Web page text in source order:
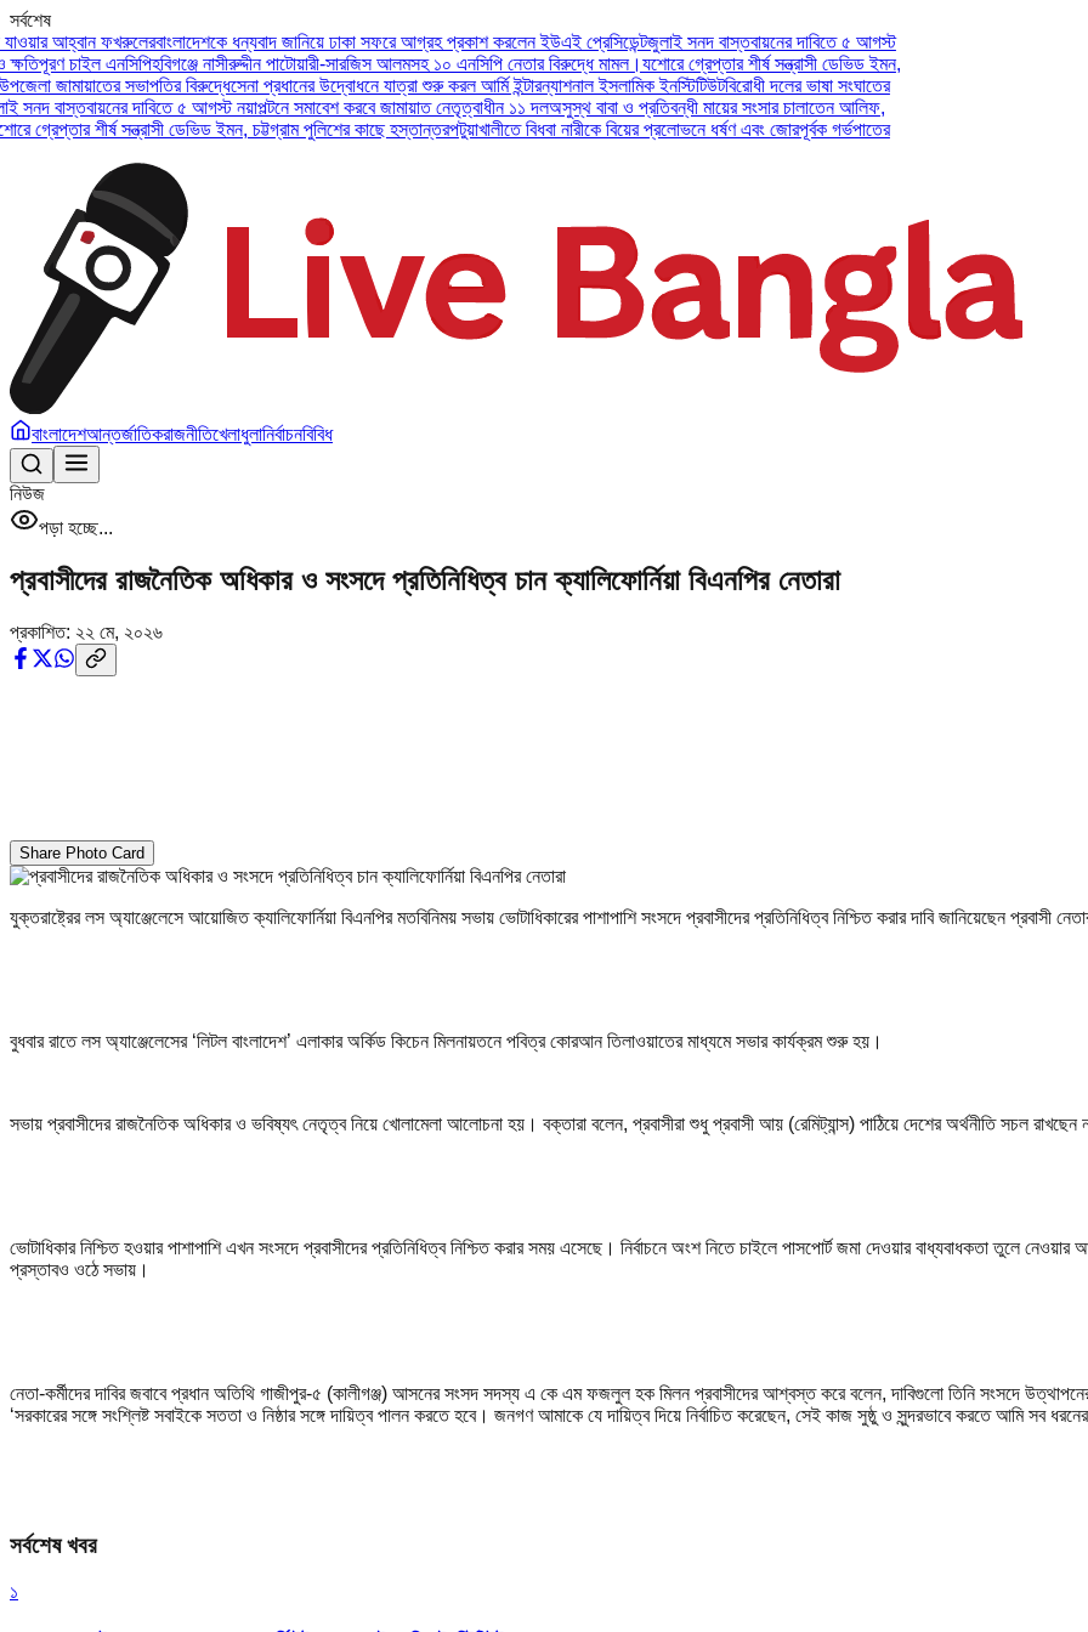
সর্বশেষ
ফখরুলেরবাংলাদেশকে ধন্যবাদ জানিয়ে ঢাকা সফরে আগ্রহ প্রকাশ করলেন ইউএই প্রেসিডেন্ট জুলাই সনদ বাস্তবায়নের দাবিতে ৫ আগস্ট
এনসিপিহবিগঞ্জে নাসীরুদ্দীন পাটোয়ারী-সারজিস আলমসহ ১০ এনসিপি নেতার বিরুদ্ধে মামল।যশোরে গ্রেপ্তার শীর্ষ সন্ত্রাসী ডেভিড ইমন,
সভাপতির বিরুদ্ধেসেনা প্রধানের উদ্বোধনে যাত্রা শুরু করল আর্মি ইন্টারন্যাশনাল ইসলামিক ইনস্টিটিউটবিরোধী দলের ভাষা সংঘাতের
দাবিতে ৫ আগস্ট নয়াপল্টনে সমাবেশ করবে জামায়াত নেতৃত্বাধীন ১১ দলঅসুস্থ বাবা ও প্রতিবন্ধী মায়ের সংসার চালাতেন আলিফ,
শীর্ষ সন্ত্রাসী ডেভিড ইমন, চট্টগ্রাম পুলিশের কাছে হস্তান্তরপটুয়াখালীতে বিধবা নারীকে বিয়ের প্রলোভনে ধর্ষণ এবং জোরপূর্বক গর্ভপাতের
বাংলাদেশআন্তর্জাতিকরাজনীতিখেলাধুলানির্বাচনবিবিধ
নিউজ
পড়া হচ্ছে...
প্রবাসীদের রাজনৈতিক অধিকার ও সংসদে প্রতিনিধিত্ব চান ক্যালিফোর্নিয়া বিএনপির নেতারা
প্রকাশিত: ২২ মে, ২০২৬
Share Photo Card
যুক্তরাষ্ট্রের লস অ্যাঞ্জেলেসে আয়োজিত ক্যালিফোর্নিয়া বিএনপির মতবিনিময় সভায় ভোটাধিকারের পাশাপাশি সংসদে প্রবাসীদের প্রতিনিধিত্ব নিশ্চিত করার দাবি জানিয়েছেন প্রবাসী
বুধবার রাতে লস অ্যাঞ্জেলেসের ‘লিটল বাংলাদেশ’ এলাকার অর্কিড কিচেন মিলনায়তনে পবিত্র কোরআন তিলাওয়াতের মাধ্যমে সভার কার্যক্রম শুরু হয়।
সভায় প্রবাসীদের রাজনৈতিক অধিকার ও ভবিষ্যৎ নেতৃত্ব নিয়ে খোলামেলা আলোচনা হয়। বক্তারা বলেন, প্রবাসীরা শুধু প্রবাসী আয় (রেমিট্যান্স) পাঠিয়ে দেশের অর্থনীতি সচল
ভোটাধিকার নিশ্চিত হওয়ার পাশাপাশি এখন সংসদে প্রবাসীদের প্রতিনিধিত্ব নিশ্চিত করার সময় এসেছে। নির্বাচনে অংশ নিতে চাইলে পাসপোর্ট জমা দেওয়ার বাধ্যবাধকতা তুলে
প্রস্তাবও ওঠে সভায়।
নেতা-কর্মীদের দাবির জবাবে প্রধান অতিথি গাজীপুর-৫ (কালীগঞ্জ) আসনের সংসদ সদস্য এ কে এম ফজলুল হক মিলনপ্রবাসীদের আশ্বস্ত করে বলেন, দাবিগুলো তিনি সংসদে
‘সরকারের সঙ্গে সংশ্লিষ্ট সবাইকে সততা ও নিষ্ঠার সঙ্গে দায়িত্ব পালন করতে হবে। জনগণ আমাকে যে দায়িত্ব দিয়ে নির্বাচিত করেছেন, সেই কাজ সুষ্ঠু ও সুন্দরভাবে করতে আমি সব
সর্বশেষ খবর
১